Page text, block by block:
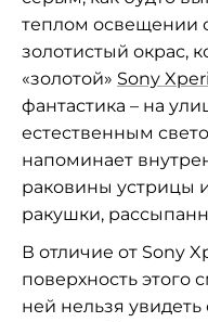
теплом освещении
золотистый окрас,
«золотой» Sony
фантастика – на
естественным
напоминает
раковины устрицы
ракушки,
В отличие от Sony
поверхность этого
ней нельзя